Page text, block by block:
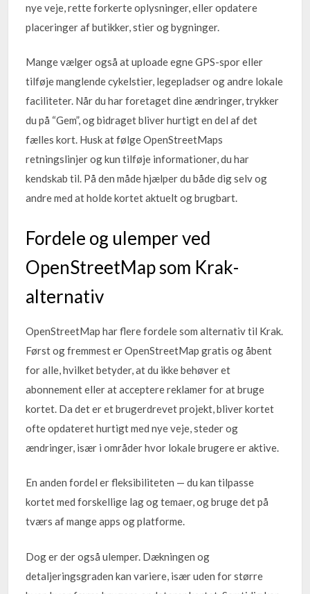
nye veje, rette forkerte oplysninger, eller opdatere
placeringer af butikker, stier og bygninger.
Mange vælger også at uploade egne GPS-spor eller
tilføje manglende cykelstier, legepladser og andre lokale
faciliteter. Når du har foretaget dine ændringer, trykker
du på “Gem”, og bidraget bliver hurtigt en del af det
fælles kort. Husk at følge OpenStreetMaps
retningslinjer og kun tilføje informationer, du har
kendskab til. På den måde hjælper du både dig selv og
andre med at holde kortet aktuelt og brugbart.
Fordele og ulemper ved
OpenStreetMap som Krak-
alternativ
OpenStreetMap har flere fordele som alternativ til Krak.
Først og fremmest er OpenStreetMap gratis og åbent
for alle, hvilket betyder, at du ikke behøver et
abonnement eller at acceptere reklamer for at bruge
kortet. Da det er et brugerdrevet projekt, bliver kortet
ofte opdateret hurtigt med nye veje, steder og
ændringer, især i områder hvor lokale brugere er aktive.
En anden fordel er fleksibiliteten — du kan tilpasse
kortet med forskellige lag og temaer, og bruge det på
tværs af mange apps og platforme.
Dog er der også ulemper. Dækningen og
detaljeringsgraden kan variere, især uden for større